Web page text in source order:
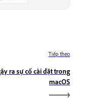
Tiếp theo
ra sự cố cài đặt trong
macOS